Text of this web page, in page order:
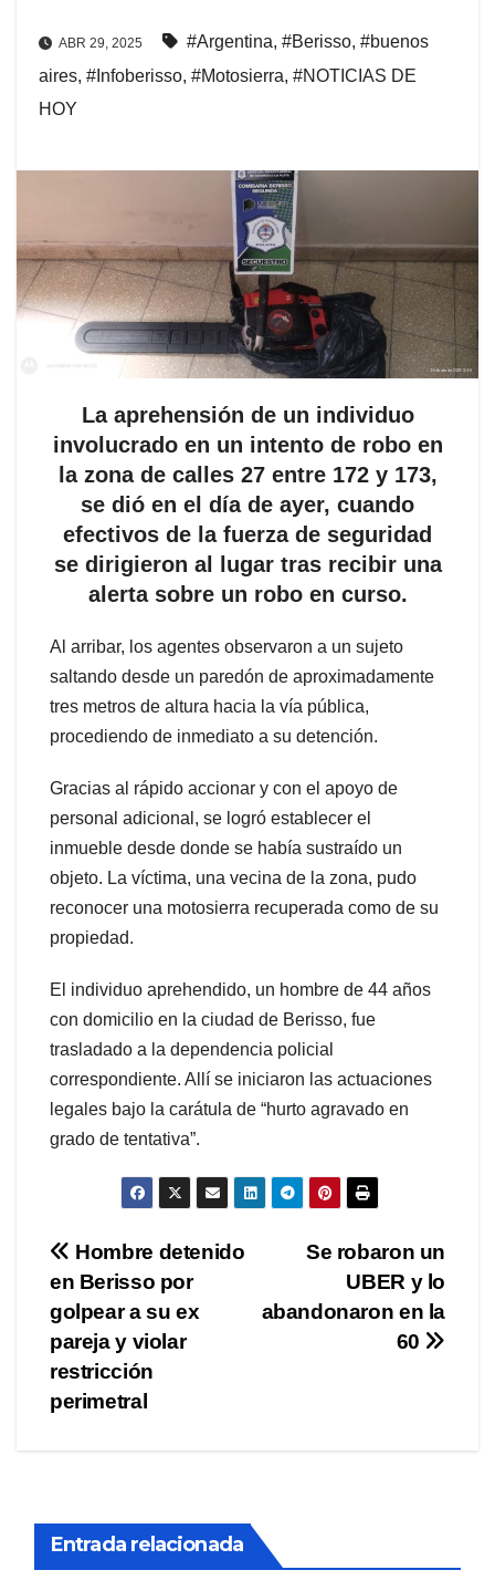
ABR 29, 2025 #Argentina, #Berisso, #buenos
aires, #Infoberisso, #Motosierra, #NOTICIAS DE
HOY
La aprehensión de un individuo
involucrado en un intento de robo en
la zona de calles 27 entre 172 y 173,
se dió en el día de ayer, cuando
efectivos de la fuerza de seguridad
se dirigieron al lugar tras recibir una
alerta sobre un robo en curso.
Al arribar, los agentes observaron a un sujeto
saltando desde un paredón de aproximadamente
tres metros de altura hacia la vía pública,
procediendo de inmediato a su detención.
Gracias al rápido accionar y con el apoyo de
personal adicional, se logró establecer el
inmueble desde donde se había sustraído un
objeto. La víctima, una vecina de la zona, pudo
reconocer una motosierra recuperada como de su
propiedad.
El individuo aprehendido, un hombre de 44 años
con domicilio en la ciudad de Berisso, fue
trasladado a la dependencia policial
correspondiente. Allí se iniciaron las actuaciones
legales bajo la carátula de “hurto agravado en
grado de tentativa”.
Navegación
de
entradas
Se robaron un
UBER y lo
abandonaron en la
60
Hombre detenido
en Berisso por
golpear a su ex
pareja y violar
restricción
perimetral
Entrada relacionada